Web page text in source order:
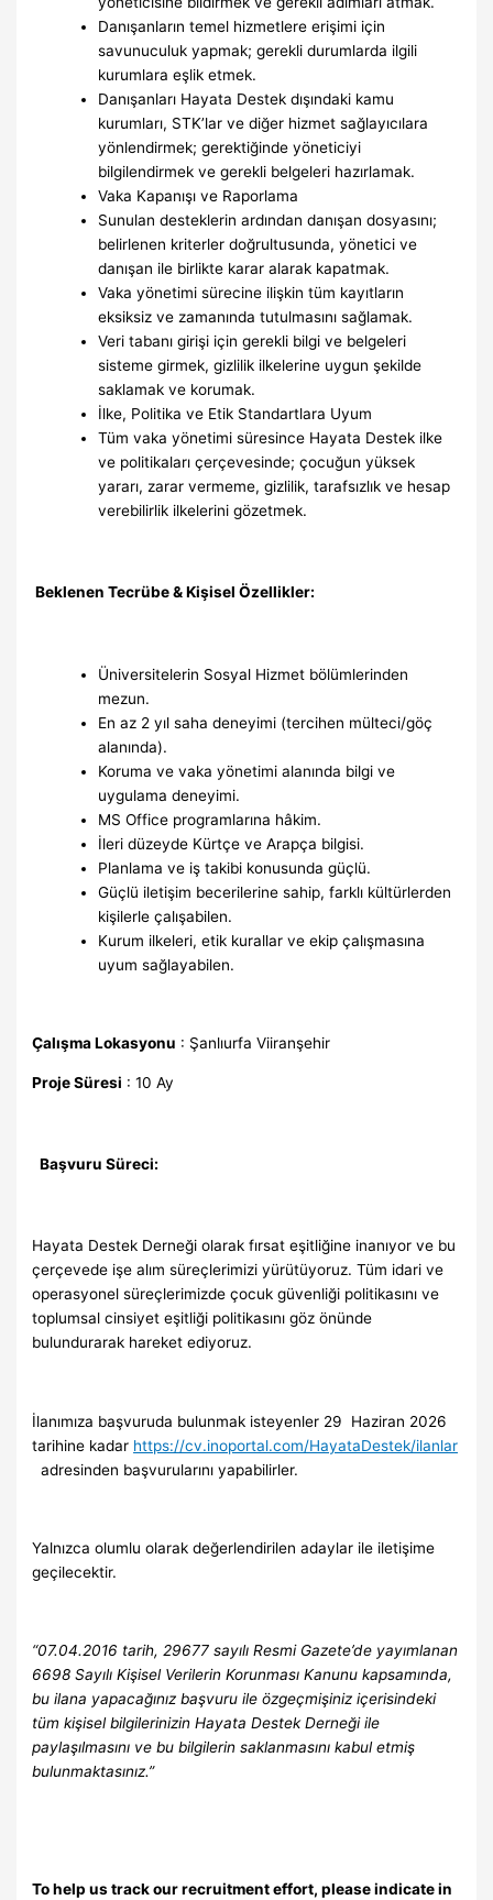
Danışanların temel hizmetlere erişimi için
savunuculuk yapmak; gerekli durumlarda ilgili
kurumlara eşlik etmek.
Danışanları Hayata Destek dışındaki kamu
kurumları, STK’lar ve diğer hizmet sağlayıcılara
yönlendirmek; gerektiğinde yöneticiyi
bilgilendirmek ve gerekli belgeleri hazırlamak.
Vaka Kapanışı ve Raporlama
Sunulan desteklerin ardından danışan dosyasını;
belirlenen kriterler doğrultusunda, yönetici ve
danışan ile birlikte karar alarak kapatmak.
Vaka yönetimi sürecine ilişkin tüm kayıtların
eksiksiz ve zamanında tutulmasını sağlamak.
Veri tabanı girişi için gerekli bilgi ve belgeleri
sisteme girmek, gizlilik ilkelerine uygun şekilde
saklamak ve korumak.
İlke, Politika ve Etik Standartlara Uyum
Tüm vaka yönetimi süresince Hayata Destek ilke
ve politikaları çerçevesinde; çocuğun yüksek
yararı, zarar vermeme, gizlilik, tarafsızlık ve hesap
verebilirlik ilkelerini gözetmek.
Beklenen Tecrübe & Kişisel Özellikler:
Üniversitelerin Sosyal Hizmet bölümlerinden
mezun.
En az 2 yıl saha deneyimi (tercihen mülteci/göç
alanında).
Koruma ve vaka yönetimi alanında bilgi ve
uygulama deneyimi.
MS Office programlarına hâkim.
İleri düzeyde Kürtçe ve Arapça bilgisi.
Planlama ve iş takibi konusunda güçlü.
Güçlü iletişim becerilerine sahip, farklı kültürlerden
kişilerle çalışabilen.
Kurum ilkeleri, etik kurallar ve ekip çalışmasına
uyum sağlayabilen.
Çalışma Lokasyonu : Şanlıurfa Viiranşehir
Proje Süresi : 10 Ay
Başvuru Süreci:
Hayata Destek Derneği olarak fırsat eşitliğine inanıyor ve bu
çerçevede işe alım süreçlerimizi yürütüyoruz. Tüm idari ve
operasyonel süreçlerimizde çocuk güvenliği politikasını ve
toplumsal cinsiyet eşitliği politikasını göz önünde
bulundurarak hareket ediyoruz.
İlanımıza başvuruda bulunmak isteyenler 29 Haziran 2026
tarihine kadar https://cv.inoportal.com/HayataDestek/ilanlar
adresinden başvurularını yapabilirler.
Yalnızca olumlu olarak değerlendirilen adaylar ile iletişime
geçilecektir.
“07.04.2016 tarih, 29677 sayılı Resmi Gazete’de yayımlanan
6698 Sayılı Kişisel Verilerin Korunması Kanunu kapsamında,
bu ilana yapacağınız başvuru ile özgeçmişiniz içerisindeki
tüm kişisel bilgilerinizin Hayata Destek Derneği ile
paylaşılmasını ve bu bilgilerin saklanmasını kabul etmiş
bulunmaktasınız.”
To help us track our recruitment effort, please indicate in